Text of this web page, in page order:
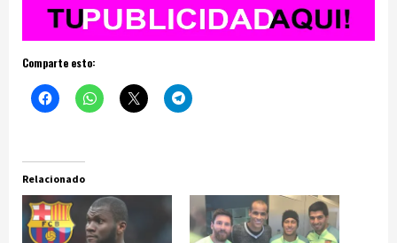
Comparte esto:
Relacionado